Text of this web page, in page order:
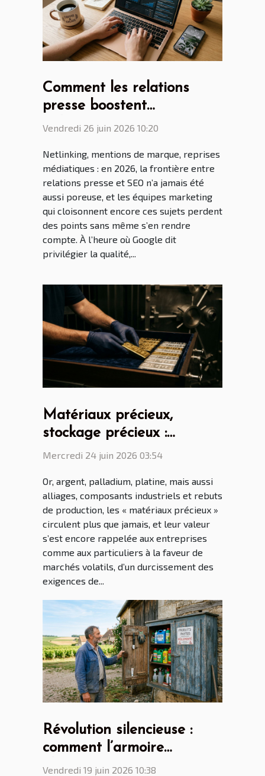
Comment les relations
presse boostent
indirectement votre seo via
Vendredi 26 juin 2026 10:20
Netlinking, mentions de marque, reprises
médiatiques : en 2026, la frontière entre
relations presse et SEO n’a jamais été
aussi poreuse, et les équipes marketing
qui cloisonnent encore ces sujets perdent
des points sans même s’en rendre
compte. À l’heure où Google dit
privilégier la qualité,...
Matériaux précieux,
stockage précieux :
comment éviter pertes et
Mercredi 24 juin 2026 03:54
Or, argent, palladium, platine, mais aussi
alliages, composants industriels et rebuts
de production, les « matériaux précieux »
circulent plus que jamais, et leur valeur
s’est encore rappelée aux entreprises
comme aux particuliers à la faveur de
marchés volatils, d’un durcissement des
exigences de...
Révolution silencieuse :
comment l’armoire
phytosanitaire transforme
Vendredi 19 juin 2026 10:38